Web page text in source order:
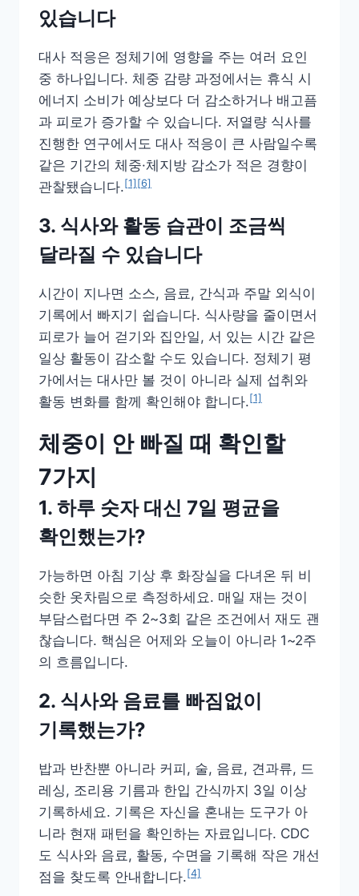
있습니다
대사 적응은 정체기에 영향을 주는 여러 요인
중 하나입니다. 체중 감량 과정에서는 휴식 시
에너지 소비가 예상보다 더 감소하거나 배고픔
과 피로가 증가할 수 있습니다. 저열량 식사를
진행한 연구에서도 대사 적응이 큰 사람일수록
같은 기간의 체중·체지방 감소가 적은 경향이
관찰됐습니다.[1] [6]
3. 식사와 활동 습관이 조금씩
달라질 수 있습니다
시간이 지나면 소스, 음료, 간식과 주말 외식이
기록에서 빠지기 쉽습니다. 식사량을 줄이면서
피로가 늘어 걷기와 집안일, 서 있는 시간 같은
일상 활동이 감소할 수도 있습니다. 정체기 평
가에서는 대사만 볼 것이 아니라 실제 섭취와
활동 변화를 함께 확인해야 합니다.[1]
체중이 안 빠질 때 확인할
7가지
1. 하루 숫자 대신 7일 평균을
확인했는가?
가능하면 아침 기상 후 화장실을 다녀온 뒤 비
슷한 옷차림으로 측정하세요. 매일 재는 것이
부담스럽다면 주 2~3회 같은 조건에서 재도 괜
찮습니다. 핵심은 어제와 오늘이 아니라 1~2주
의 흐름입니다.
2. 식사와 음료를 빠짐없이
기록했는가?
밥과 반찬뿐 아니라 커피, 술, 음료, 견과류, 드
레싱, 조리용 기름과 한입 간식까지 3일 이상
기록하세요. 기록은 자신을 혼내는 도구가 아
니라 현재 패턴을 확인하는 자료입니다. CDC
도 식사와 음료, 활동, 수면을 기록해 작은 개선
점을 찾도록 안내합니다.[4]